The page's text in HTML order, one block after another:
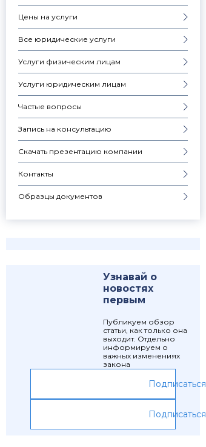
Цены на услуги
Все юридические услуги
Услуги физическим лицам
Услуги юридическим лицам
Частые вопросы
Запись на консультацию
Скачать презентацию компании
Контакты
Образцы документов
Узнавай о
новостях
первым
Публикуем обзор
статьи, как только она
выходит. Отдельно
информируем о
важных изменениях
закона
Подписаться
Подписаться